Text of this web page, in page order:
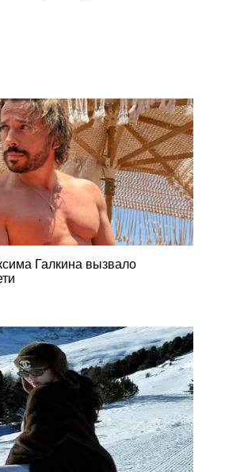
Галкина вызвало